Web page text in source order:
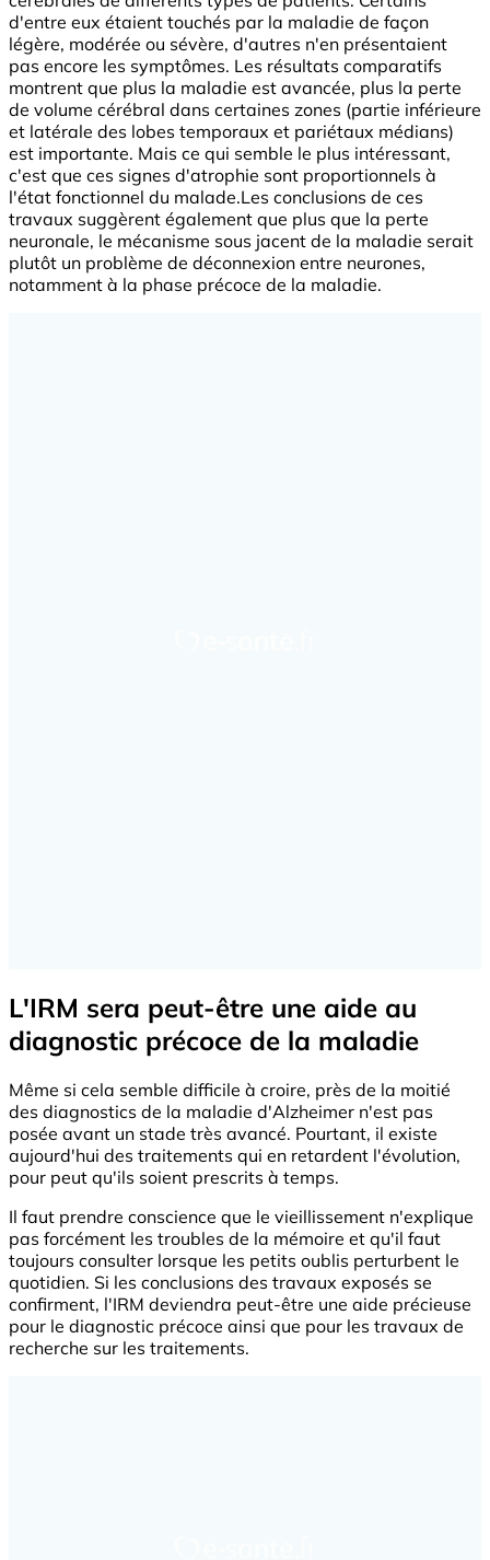
d'entre eux étaient touchés par la maladie de façon
légère, modérée ou sévère, d'autres n'en présentaient
pas encore les symptômes. Les résultats comparatifs
montrent que plus la maladie est avancée, plus la perte
de volume cérébral dans certaines zones (partie inférieure
et latérale des lobes temporaux et pariétaux médians)
est importante. Mais ce qui semble le plus intéressant,
c'est que ces signes d'atrophie sont proportionnels à
l'état fonctionnel du malade.Les conclusions de ces
travaux suggèrent également que plus que la perte
neuronale, le mécanisme sous jacent de la maladie serait
plutôt un problème de déconnexion entre neurones,
notamment à la phase précoce de la maladie.
L'IRM sera peut-être une aide au
diagnostic précoce de la maladie
Même si cela semble difficile à croire, près de la moitié
des diagnostics de la maladie d'Alzheimer n'est pas
posée avant un stade très avancé. Pourtant, il existe
aujourd'hui des traitements qui en retardent l'évolution,
pour peut qu'ils soient prescrits à temps.
Il faut prendre conscience que le vieillissement n'explique
pas forcément les troubles de la mémoire et qu'il faut
toujours consulter lorsque les petits oublis perturbent le
quotidien. Si les conclusions des travaux exposés se
confirment, l'IRM deviendra peut-être une aide précieuse
pour le diagnostic précoce ainsi que pour les travaux de
recherche sur les traitements.